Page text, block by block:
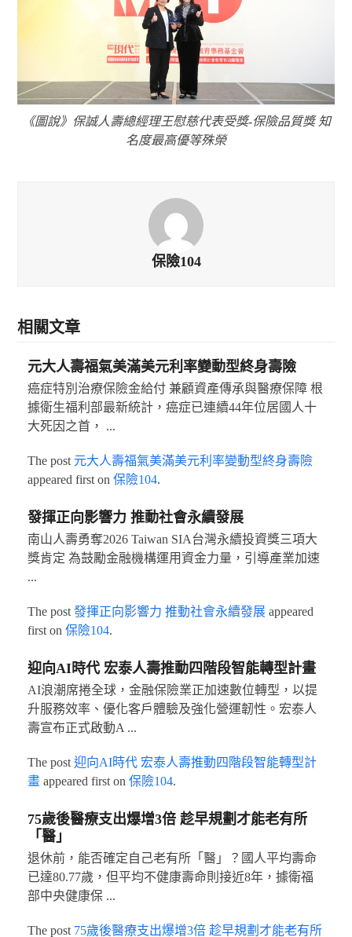
《圖說》保誠人壽總經理王慰慈代表受獎-保險品質獎 知
名度最高優等殊榮
保險104
相關文章
元大人壽福氣美滿美元利率變動型終身壽險
癌症特別治療保險金給付 兼顧資產傳承與醫療保障 根
據衛生福利部最新統計，癌症已連續44年位居國人十
大死因之首， ...
The post 元大人壽福氣美滿美元利率變動型終身壽險
appeared first on 保險104.
發揮正向影響力 推動社會永續發展
南山人壽勇奪2026 Taiwan SIA台灣永續投資獎三項大
獎肯定 為鼓勵金融機構運用資金力量，引導產業加速
...
The post 發揮正向影響力 推動社會永續發展appeared
first on 保險104.
迎向AI時代 宏泰人壽推動四階段智能轉型計畫
AI浪潮席捲全球，金融保險業正加速數位轉型，以提
升服務效率、優化客戶體驗及強化營運韌性。宏泰人
壽宣布正式啟動A ...
The post 迎向AI時代 宏泰人壽推動四階段智能轉型計
畫appeared first on 保險104.
75歲後醫療支出爆增3倍 趁早規劃才能老有所
「醫」
退休前，能否確定自己老有所「醫」？國人平均壽命
已達80.77歲，但平均不健康壽命則接近8年，據衛福
部中央健康保 ...
The post 75歲後醫療支出爆增3倍 趁早規劃才能老有所